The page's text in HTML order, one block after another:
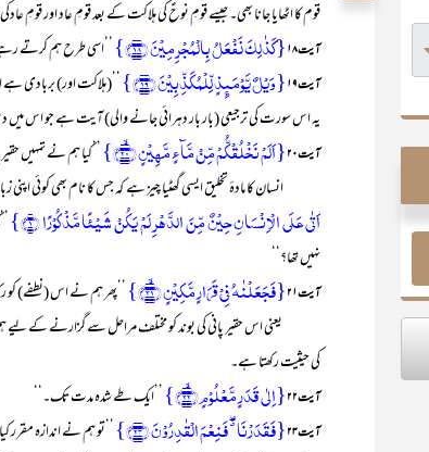
قوم کا اٹھایا جانا بھی۔ جیسے قومِ نوحؑ کی ہلاکت کے بعد قومِ عاد اور قومِ
آیت ۱۸ {کَذٰلِکَ نَفۡعَلُ بِالۡمُجۡرِمِیۡنَ ﴿۱۸﴾} ’’اسی طرح ہم کرتے
آیت ۱۹ {وَیۡلٌ یَّوۡمَئِذٍ لِّلۡمُکَذِّبِیۡنَ ﴿۱۹﴾}
’’(ہلاکت اور) بربادی
یہ اس سورت کی ترجیعی (بار بار دہرائی جانے والی) آیت ہے جو اس
آیت ۲۰ {اَلَمۡ نَخۡلُقۡکُّمۡ مِّنۡ مَّآءٍ مَّہِیۡنٍ ﴿ۙ۲۰﴾}
’’کیا ہم نے تمہیں
انسان کا مادۂ تخلیق ایسی گھٹیا چیز ہے کہ جس کا نام بھی کوئی اپنی
اَتٰی عَلَی الۡاِنۡسَانِ حِیۡنٌ مِّنَ الدَّہۡرِ لَمۡ یَکُنۡ شَیۡئًا مَّذۡکُوۡرًا ﴿۱﴾}
نہیں تھا؟‘‘
آیت ۲۱ {فَجَعَلۡنٰہُ فِیۡ قَرَارٍ مَّکِیۡنٍ ﴿ۙ۲۱﴾}
’’پھر ہم نے اس (نطفے) کو
یعنی اس حقیر پانی کی بوند کو مختلف مراحل سے گزارنے کے لیے
کی حیثیت رکھتا ہے۔
آیت۲۲ {اِلٰی قَدَرٍ مَّعۡلُوۡمٍ ﴿ۙ۲۲﴾} ’’ایک طے شدہ مدت تک۔‘‘
آیت۲۳ {فَقَدَرۡنَا ٭ۖ فَنِعۡمَ الۡقٰدِرُوۡنَ ﴿۲۳﴾}
’’تو ہم نے اندازہ مقرر